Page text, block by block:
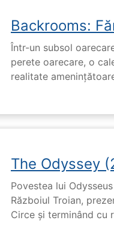
Backrooms:
Într-un subsol
perete oarecare, o
realitate
The Odyssey
Povestea lui
Războiul Troian,
Circe și terminând cu